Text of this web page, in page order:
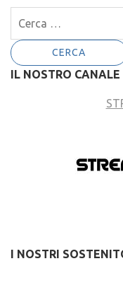
per:
IL NOSTRO
I NOSTRI